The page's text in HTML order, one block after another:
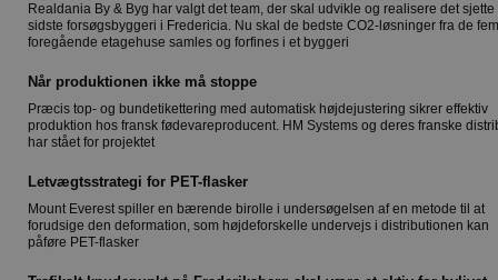
Realdania By & Byg har valgt det team, der skal udvikle og realisere det sjette
sidste forsøgsbyggeri i Fredericia. Nu skal de bedste CO2-løsninger fra de fem
foregående etagehuse samles og forfines i et byggeri
Når produktionen ikke må stoppe
Præcis top- og bundetikettering med automatisk højdejustering sikrer effektiv
produktion hos fransk fødevareproducent. HM Systems og deres franske
har stået for projektet
Letvægtsstrategi for PET-flasker
Mount Everest spiller en bærende birolle i undersøgelsen af en metode til at
forudsige den deformation, som højdeforskelle undervejs i distributionen kan
påføre PET-flasker